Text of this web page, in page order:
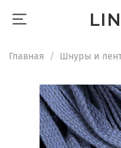
Главная Шнуры и